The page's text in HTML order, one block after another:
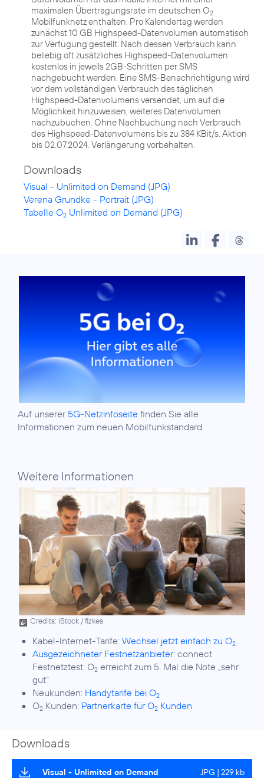
maximalen Übertragungsrate im deutschen O2
Mobilfunknetz enthalten. Pro Kalendertag werden
zunächst 10 GB Highspeed-Datenvolumen automatisch
zur Verfügung gestellt. Nach dessen Verbrauch kann
beliebig oft zusätzliches Highspeed-Datenvolumen
kostenlos in jeweils 2GB-Schritten per SMS
nachgebucht werden. Eine SMS-Benachrichtigung wird
vor dem vollständigen Verbrauch des täglichen
Highspeed-Datenvolumens versendet, um auf die
Möglichkeit hinzuweisen, weiteres Datenvolumen
nachzubuchen. Ohne Nachbuchung nach Verbrauch
des Highspeed-Datenvolumens bis zu 384 KBit/s. Aktion
bis 02.07.2024. Verlängerung vorbehalten.
Downloads
Visual - Unlimited on Demand (JPG)
Verena Grundke - Portrait (JPG)
Tabelle O2 Unlimited on Demand (JPG)
Auf unserer 5G-Netzinfoseite finden Sie alle
Informationen zum neuen Mobilfunkstandard.
Weitere Informationen
Credits: iStock / fizkes
Kabel-Internet-Tarife: Wechsel jetzt einfach zu O2
Ausgezeichneter Festnetzanbieter: connect
Festnetztest: O2 erreicht zum 5. Mal die Note „sehr
gut“
Neukunden: Handytarife bei O2
O2 Kunden: Partnerkarte für O2 Kunden
Downloads
Visual - Unlimited on Demand JPG | 229 kb